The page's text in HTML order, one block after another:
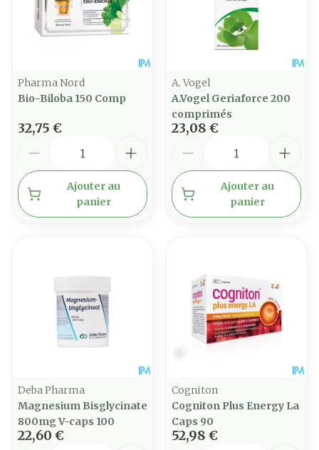
Pharma Nord
Bio-Biloba 150 Comp
32,75 €
Ajouter au
panier
A. Vogel
A.Vogel Geriaforce 200
comprimés
23,08 €
Ajouter au
panier
Deba Pharma
Magnesium Bisglycinate
800mg V-caps 100
22,60 €
Cogniton
Cogniton Plus Energy La
Caps 90
52,98 €